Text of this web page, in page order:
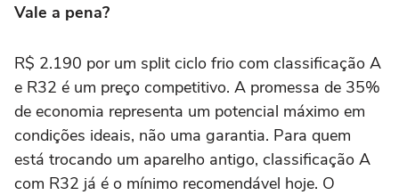
Vale a pena?
R$ 2.190 por um split ciclo frio com classificação A
e R32 é um preço competitivo. A promessa de 35%
de economia representa um potencial máximo em
condições ideais, não uma garantia. Para quem
está trocando um aparelho antigo, classificação A
com R32 já é o mínimo recomendável hoje. O